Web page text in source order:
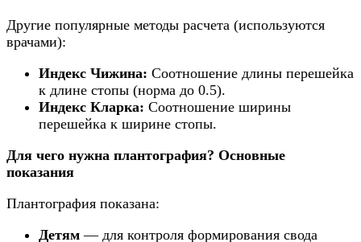
Другие популярные методы расчета (используются
врачами):
Индекс Чижина: Соотношение длины перешейка
к длине стопы (норма до 0.5).
Индекс Кларка: Соотношение ширины
перешейка к ширине стопы.
Для чего нужна плантография? Основные
показания
Плантография показана:
Детям — для контроля формирования свода